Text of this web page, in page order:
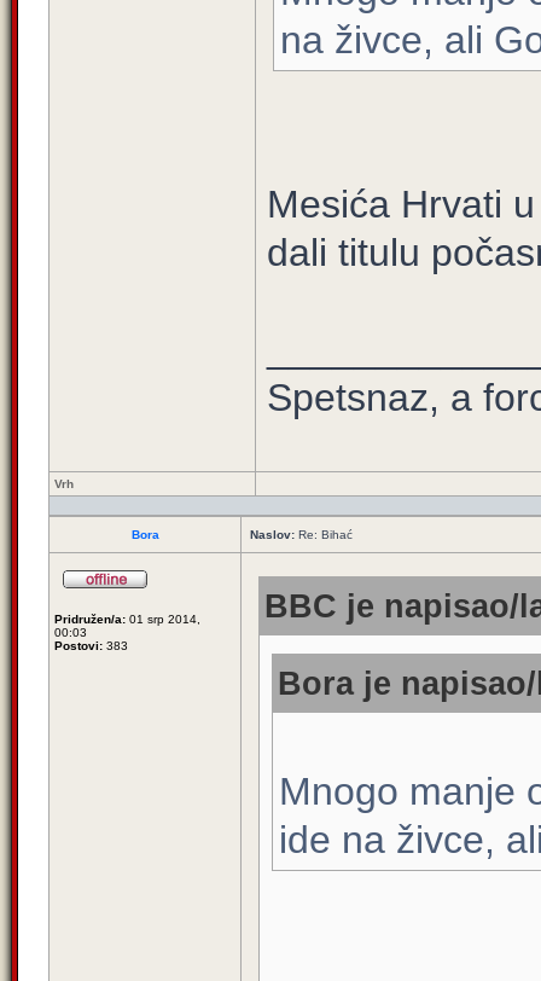
na živce, ali
Mesića Hrvati
dali titulu
Spetsnaz, a
Vrh
Bora Naslov: Re: Bihać
Pridružen/a: 01 srp 2014,
00:03
Postovi: 383
BBC je napisao/
Bora je
Mnogo manje
ide na živce,